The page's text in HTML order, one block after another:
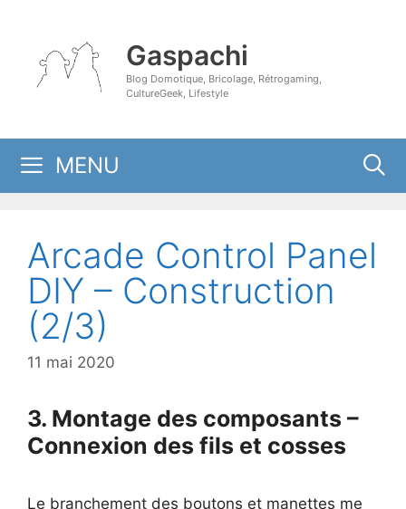
contenu
Gaspachi
Blog Domotique, Bricolage, Rétrogaming,
CultureGeek, Lifestyle
MENU
Arcade Control Panel
DIY – Construction
(2/3)
11 mai 2020
3. Montage des composants –
Connexion des fils et cosses
Le branchement des boutons et manettes me